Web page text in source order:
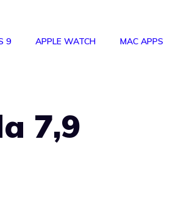
9 APPLE WATCH MAC APPS
7,9